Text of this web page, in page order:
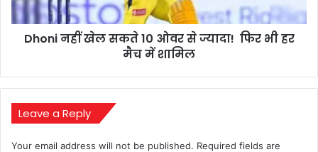
ज्यादा!
फिर
Dhoni नहीं खेल सकते 10 ओवर से ज्यादा! फिर भी हर
मैच में शामिल
Leave a Reply
Your email address will not be published. Required fields are